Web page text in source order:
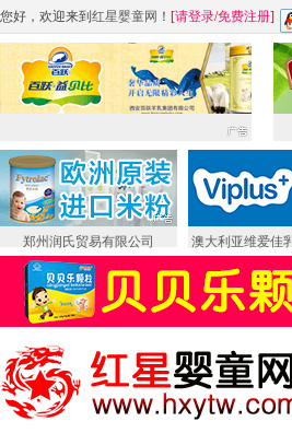
您好，欢迎来到 红星婴童网 ！ [请登录/免费注册]
郑州润氏贸易有限公司 澳大利亚维爱佳